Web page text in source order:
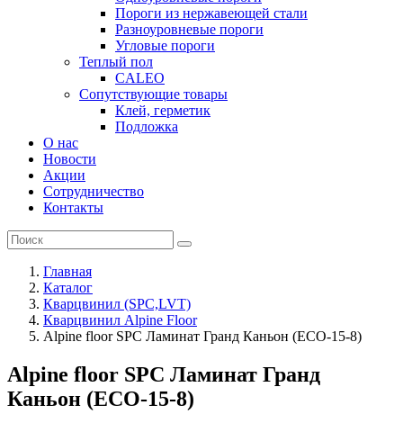
Пороги из нержавеющей стали
Разноуровневые пороги
Угловые пороги
Теплый пол
CALEO
Сопутствующие товары
Клей, герметик
Подложка
О нас
Новости
Акции
Сотрудничество
Контакты
Главная
Каталог
Кварцвинил (SPC,LVT)
Кварцвинил Alpine Floor
Alpine floor SPC Ламинат Гранд Каньон (ECO-15-8)
Alpine floor SPC Ламинат Гранд
Каньон (ECO-15-8)